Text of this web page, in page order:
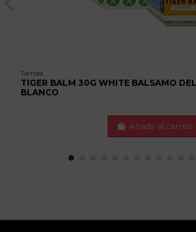
Tienda
TIGER BALM 30G WHITE BALSAMO
BLANCO
Añadir al carrito